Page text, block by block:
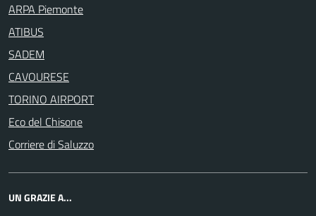
ARPA Piemonte
ATIBUS
SADEM
CAVOURESE
TORINO AIRPORT
Eco del Chisone
Corriere di Saluzzo
UN GRAZIE A...